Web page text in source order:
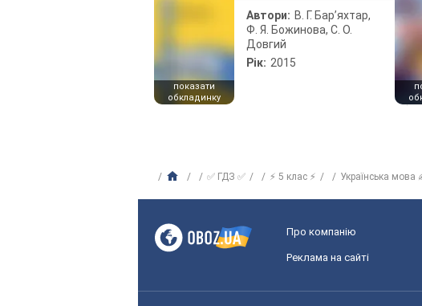
показати
обкладинку
Автори: В. Г. Бар’яхтар,
Ф. Я. Божинова, С. О.
Довгий
Рік: 2015
✅ ГДЗ ✅ ⚡ 5 клас ⚡ Українська
Про компанію
Реклама на сайті